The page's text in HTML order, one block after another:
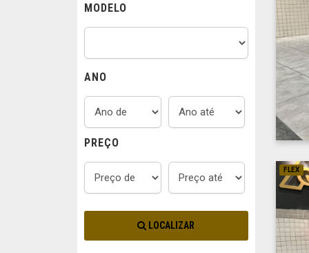
MODELO
ANO
PREÇO
LOCALIZAR
FLEX